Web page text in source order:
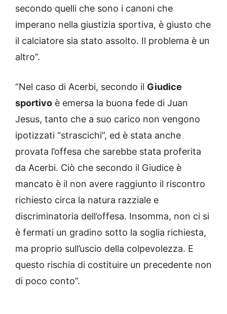
secondo quelli che sono i canoni che
imperano nella giustizia sportiva, è giusto che
il calciatore sia stato assolto. Il problema è un
altro”.
“Nel caso di Acerbi, secondo il Giudice
sportivo è emersa la buona fede di Juan
Jesus, tanto che a suo carico non vengono
ipotizzati “strascichi”, ed è stata anche
provata l’offesa che sarebbe stata proferita
da Acerbi. Ciò che secondo il Giudice è
mancato è il non avere raggiunto il riscontro
richiesto circa la natura razziale e
discriminatoria dell’offesa. Insomma, non ci si
è fermati un gradino sotto la soglia richiesta,
ma proprio sull’uscio della colpevolezza. E
questo rischia di costituire un precedente non
di poco conto”.